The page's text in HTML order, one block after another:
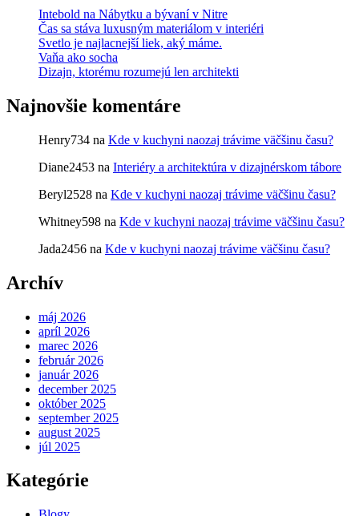
Intebold na Nábytku a bývaní v Nitre
Čas sa stáva luxusným materiálom v interiéri
Svetlo je najlacnejší liek, aký máme.
Vaňa ako socha
Dizajn, ktorému rozumejú len architekti
Najnovšie komentáre
Henry734 na Kde v kuchyni naozaj trávime väčšinu času?
Diane2453 na Interiéry a architektúra v dizajnérskom tábore
Beryl2528 na Kde v kuchyni naozaj trávime väčšinu času?
Whitney598 na Kde v kuchyni naozaj trávime väčšinu času?
Jada2456 na Kde v kuchyni naozaj trávime väčšinu času?
Archív
máj 2026
apríl 2026
marec 2026
február 2026
január 2026
december 2025
október 2025
september 2025
august 2025
júl 2025
Kategórie